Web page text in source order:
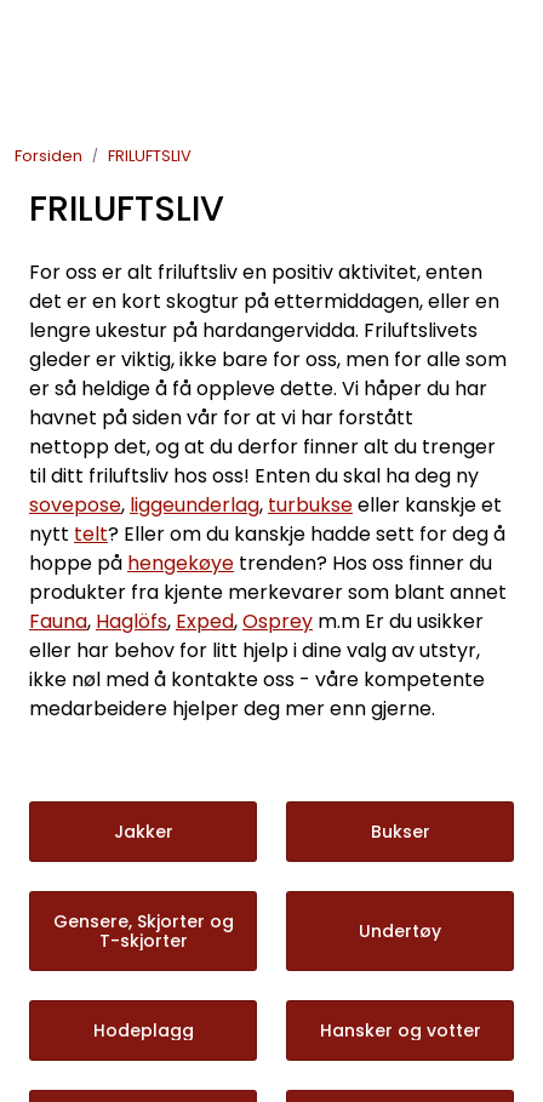
Forsiden FRILUFTSLIV
FRILUFTSLIV
For oss er alt friluftsliv en positiv aktivitet, enten
det er en kort skogtur på ettermiddagen, eller en
lengre ukestur på hardangervidda. Friluftslivets
gleder er viktig, ikke bare for oss, men for alle som
er så heldige å få oppleve dette. Vi håper du har
havnet på siden vår for at vi har forstått
nettopp det, og at du derfor finner alt du trenger
til ditt friluftsliv hos oss! Enten du skal ha deg ny
sovepose, liggeunderlag, turbukseeller kanskje et
nytt telt? Eller om du kanskje hadde sett for deg å
hoppe på hengekøye trenden? Hos oss finner du
produkter fra kjente merkevarer som blant annet
Fauna, Haglöfs, Exped,Osprey m.m Er du usikker
eller har behov for litt hjelp i dine valg av utstyr,
ikke nøl med å kontakte oss - våre kompetente
medarbeidere hjelper deg mer enn gjerne.
Jakker Bukser
Gensere, Skjorter og
T-skjorter
Undertøy
Hodeplagg Hansker og votter
FISKE
SOMMERSALG FISKE